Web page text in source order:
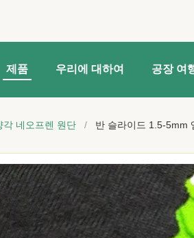
제품 우리에 대하여 공장 여
각 네오프렌 원단 / 반 슬라이드 1.5-5mm